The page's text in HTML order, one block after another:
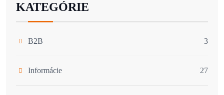
KATEGÓRIE
B2B 3
Informácie 27